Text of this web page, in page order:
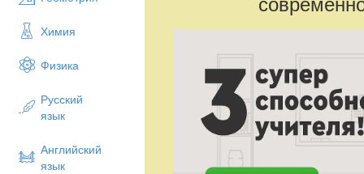
Химия
Физика
Русский
язык
Английский
язык